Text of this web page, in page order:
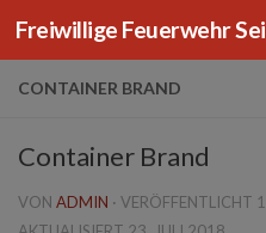
Zum Inhalt springen
Freiwillige Feuerwehr
CONTAINER BRAND
Container Brand
VON ADMIN · VERÖFFENTLICHT